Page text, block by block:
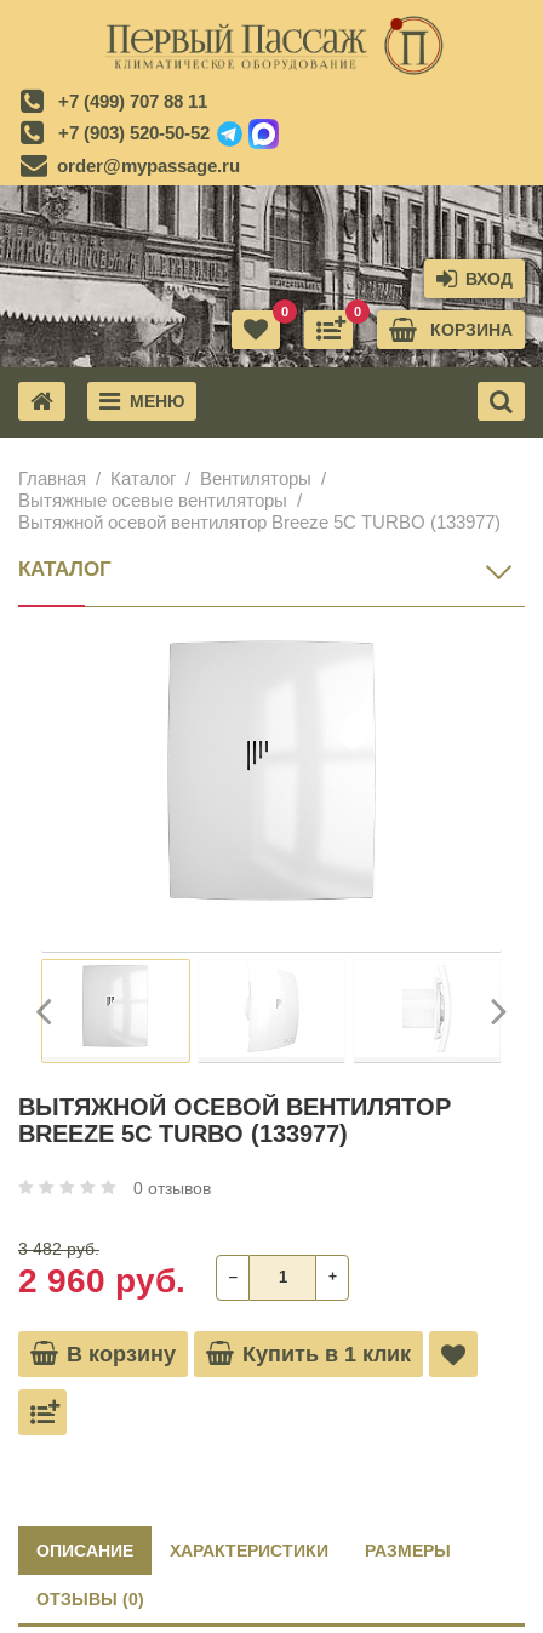
+7 (499) 707 88 11
+7 (903) 520-50-52
order@mypassage.ru
ВХОД
КОРЗИНА
0
0
МЕНЮ
Главная Каталог
Вентиляторы
Вытяжные осевые вентиляторы
Вытяжной осевой вентилятор Breeze 5C TURBO (133977)
КАТАЛОГ
ВЫТЯЖНОЙ ОСЕВОЙ ВЕНТИЛЯТОР
BREEZE 5C TURBO (133977)
0 отзывов
3 482 руб.
2 960 руб. ‒ +
В корзину Купить в 1 клик
ОПИСАНИЕ ХАРАКТЕРИСТИКИ РАЗМЕРЫ
ОТЗЫВЫ (0)